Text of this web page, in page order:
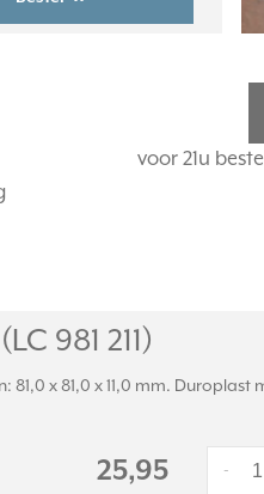
voor 21u
981 211)
81,0 x 81,0 x 11,0 mm. Duroplast
25,95 -